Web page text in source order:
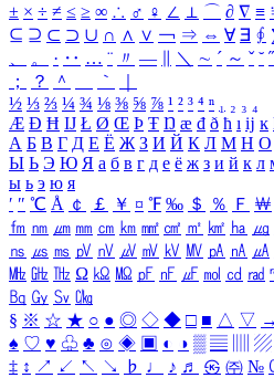
± × ÷ ≠ ≤ ≥ ∞ ∴ ♂ ♀ ∠ ⊥ ⌒ ∂ ∇ ≡
⊆ ⊇ ⊂ ⊃ ∪ ∩ ∧ ∨ ￢ ⇒ ⇔ ∀ ∃ ∮
、
。 · ‥ … ¨ 〃 ― ＼ ∼ ´ ～ ˇ ˘ ˝
；
？ ＾ ｀
½ ⅓ ⅔ ¼ ¾ ⅛ ⅜ ⅝ ⅞ ¹ ² ³ ⁴ ⁿ ₁ ₂ ₃ ₄
Æ Ð Ħ Ĳ Ł Ø Œ Þ Ŧ Ŋ æ đ ð ħ ı ĳ ĸ
А Б В Г Д Е Ё Ж З И Й К Л М Н О
Ы Ь Э Ю Я а б в г д е ё ж з и й к л
ы ь э ю я
′ ″ ℃ Å ￠ ￡ ￥ ¤ ℉ ‰ ＄ ％ Ｆ ￦
㎙ ㎚ ㎛ ㎜ ㎝ ㎞ ㎟ ㎠ ㎡ ㎢ ㏊ ㎍
㎱ ㎲ ㎳ ㎴ ㎵ ㎶ ㎷ ㎸ ㎹ ㎀ ㎁ ㎂
㎒ ㎓ ㎔ Ω ㏀ ㏁ ㎊ ㎋ ㎌ ㏖ ㏅ ㎭
㏃ ㏉ ㏜ ㏆
§ ※ ☆ ★ ○ ● ◎ ◇ ◆ □ ■ △ ▽ →
♠ ♡ ♥ ♧ ♣ ⊙ ◈ ▣ ◐ ◑ ▒ ▤ ▨
‡ ↕ ↗ ↙ ↖ ↘ ♭ ♩ ♪ ♬ ㉿ ㈜ №